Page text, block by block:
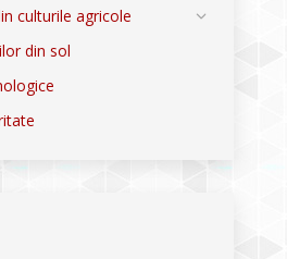
culturile agricole
din sol